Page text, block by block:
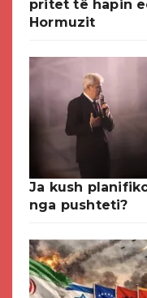
pritet të hapin
Hormuzit
Ja kush
nga pushteti?